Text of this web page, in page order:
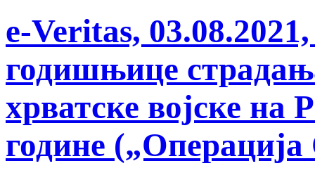
e-Veritas,
годишњице
хрватске војске на
године („Операција